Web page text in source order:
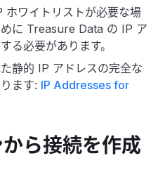
ホワイトリストが必要な場
に Treasure Data の IP ア
る必要があります。
静的 IP アドレスの完全な
ます: IP Addresses for
ら接続を作成